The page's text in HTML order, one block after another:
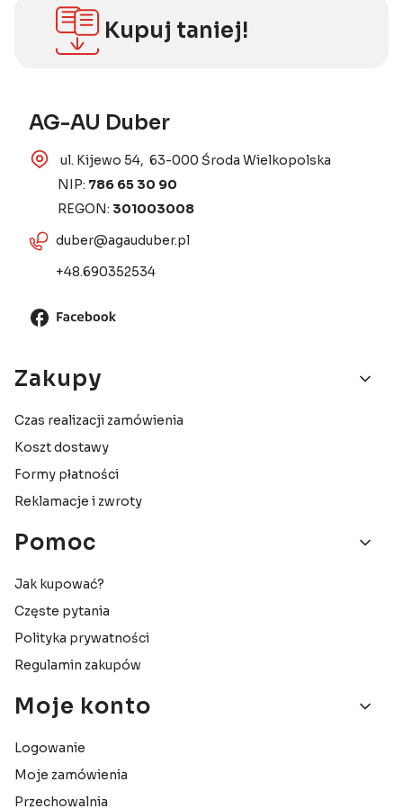
Kupuj taniej!
AG-AU Duber
duber@agauduber.pl
+48.690352534
ul. Kijewo 54, 63-000 Środa Wielkopolska
NIP: 786 65 30 90
REGON: 301003008
Linki w stopce
Zakupy
Czas realizacji zamówienia
Koszt dostawy
Formy płatności
Reklamacje i zwroty
Pomoc
Jak kupować?
Częste pytania
Polityka prywatności
Regulamin zakupów
Moje konto
Logowanie
Moje zamówienia
Przechowalnia